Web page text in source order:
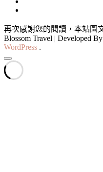
再次感謝您的閱讀，本站圖
Blossom Travel | Developed By
WordPress .